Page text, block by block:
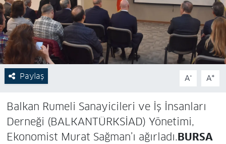
Paylaş A- A+
Balkan Rumeli Sanayicileri ve İş İnsanları
Derneği (BALKANTÜRKSİAD) Yönetimi,
Ekonomist Murat Sağman’ı ağırladı.BURSA